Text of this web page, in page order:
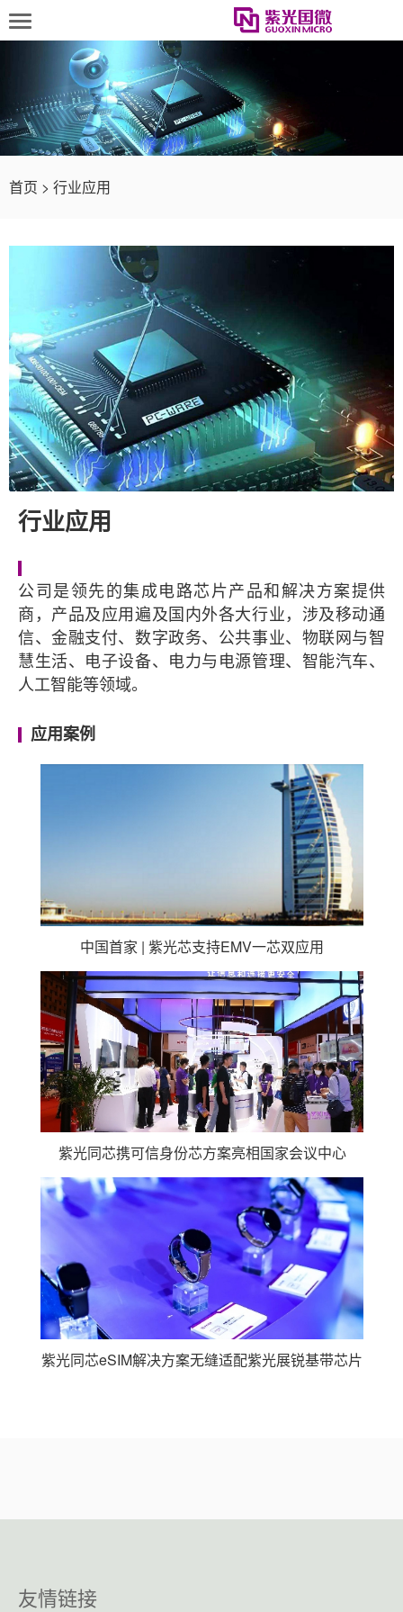
首页 > 行业应用
行业应用
公司是领先的集成电路芯片产品和解决方案提供
商，产品及应用遍及国内外各大行业，涉及移动通
信、金融支付、数字政务、公共事业、物联网与智
慧生活、电子设备、电力与电源管理、智能汽车、
人工智能等领域。
应用案例
中国首家 | 紫光芯支持EMV一芯双应用
紫光同芯携可信身份芯方案亮相国家会议中心
紫光同芯eSIM解决方案无缝适配紫光展锐基带芯片
友情链接